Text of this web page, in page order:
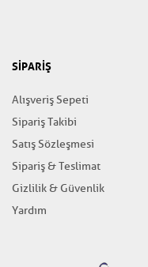
SİPARİŞ
Alışveriş Sepeti
Sipariş Takibi
Satış Sözleşmesi
Sipariş & Teslimat
Gizlilik & Güvenlik
Yardım